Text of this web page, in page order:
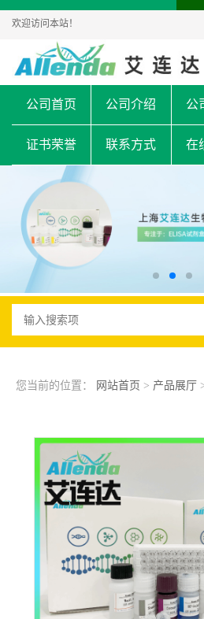
欢迎访问本站！
公司首页 公司介绍 公
证书荣誉 联系方式 在
您当前的位置： 网站首页 > 产品展厅